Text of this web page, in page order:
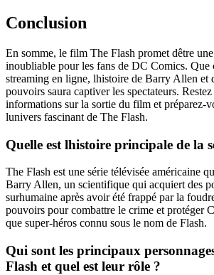
Conclusion
En somme, le film The Flash promet dêtre
inoubliable pour les fans de DC Comics. Que
streaming en ligne, lhistoire de Barry Allen et
pouvoirs saura captiver les spectateurs.
informations sur la sortie du film et préparez-
lunivers fascinant de The Flash.
Quelle est lhistoire principale de la
The Flash est une série télévisée américaine
Barry Allen, un scientifique qui acquiert des
surhumaine après avoir été frappé par la
pouvoirs pour combattre le crime et protéger
que super-héros connu sous le nom de Flash.
Qui sont les principaux
Flash et quel est leur rôle ?